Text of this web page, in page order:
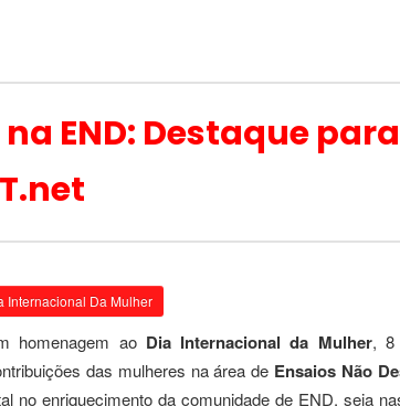
END: Destaque
Internacional Da Mulher
homenagem ao Dia Internacional da Mulher, 8
das mulheres na área de Ensaios Não
no enriquecimento da comunidade de END, seja